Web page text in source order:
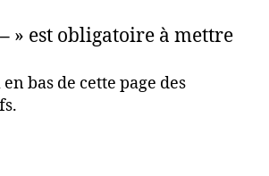
– » est obligatoire à mettre
bas de cette page des